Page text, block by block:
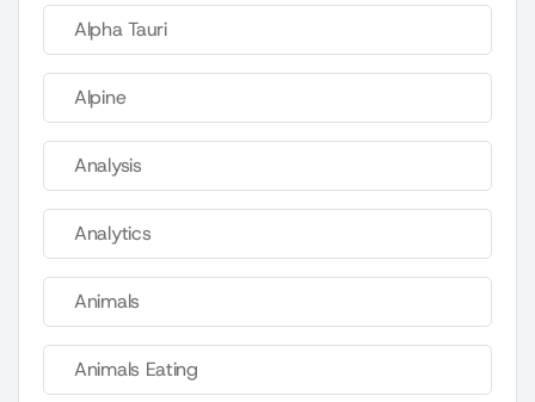
Alpha Tauri
Alpine
Analysis
Analytics
Animals
Animals Eating